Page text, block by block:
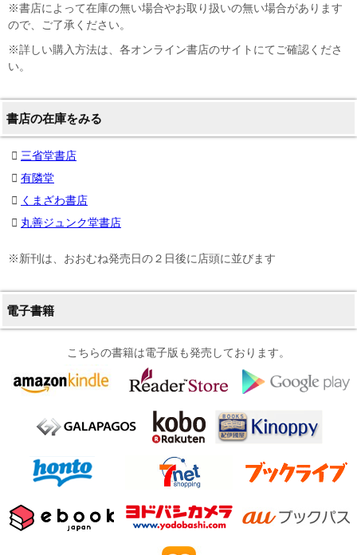
※書店によって在庫の無い場合やお取り扱いの無い場合があります
ので、ご了承ください。
※詳しい購入方法は、各オンライン書店のサイトにてご確認くださ
い。
書店の在庫をみる
三省堂書店
有隣堂
くまざわ書店
丸善ジュンク堂書店
※新刊は、おおむね発売日の２日後に店頭に並びます
電子書籍
こちらの書籍は電子版も発売しております。